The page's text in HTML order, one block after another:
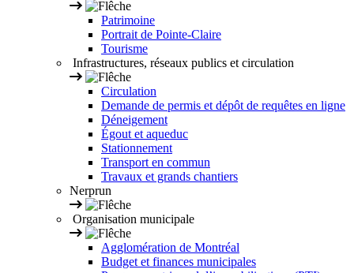
Patrimoine
Portrait de Pointe-Claire
Tourisme
Infrastructures, réseaux publics et circulation
Circulation
Demande de permis et dépôt de requêtes en ligne
Déneigement
Égout et aqueduc
Stationnement
Transport en commun
Travaux et grands chantiers
Nerprun
Organisation municipale
Agglomération de Montréal
Budget et finances municipales